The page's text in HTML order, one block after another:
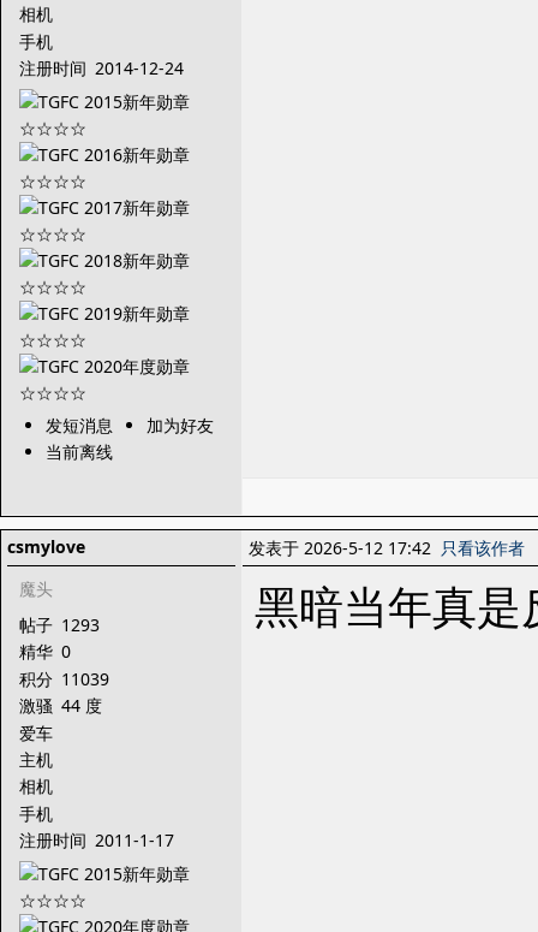
相机
手机
注册时间 2014-12-24
发短消息
加为好友
当前离线
csmylove
魔头
帖子 1293
精华 0
积分 11039
激骚 44 度
爱车
主机
相机
手机
注册时间 2011-1-17
发表于 2026-5-12 17:42 只看该作者
黑暗当年真